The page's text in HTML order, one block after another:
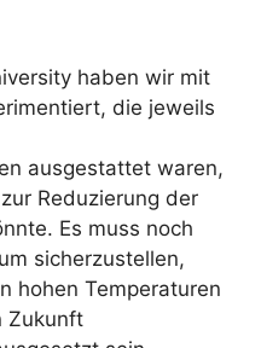
haben wir mit
die jeweils
ausgestattet waren,
Reduzierung der
Es muss noch
sicherzustellen,
hohen Temperaturen
Zukunft